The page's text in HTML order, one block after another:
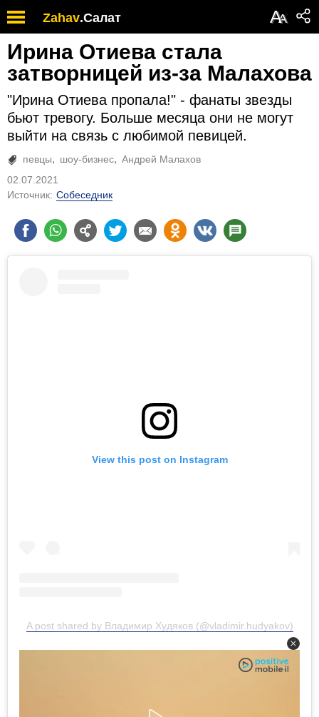
Zahav.Салат АА
Ирина Отиева стала
затворницей из-за Малахова
"Ирина Отиева пропала!" - фанаты звезды
бьют тревогу. Больше месяца они не могут
выйти на связь с любимой певицей.
певцы шоу-бизнес
Андрей Малахов
02.07.2021
Источник: Собеседник
View this post on Instagram
A post shared by Владимир Худяков (@vladimir.hudyakov)